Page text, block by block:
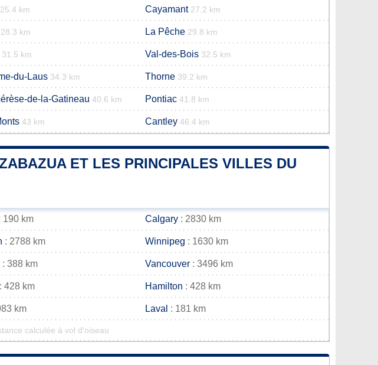
25.4 km Cayamant 27.2 km
28.3 km La Pêche 29.8 km
31.5 km Val-des-Bois 32.5 km
du-Laus 34.3 km Thorne 39.2 km
de-la-Gatineau 40.6 km Pontiac 41.8 km
43 km Cantley 46.4 km
ET LES PRINCIPALES VILLES DU
190 km Calgary : 2830 km
: 2788 km Winnipeg : 1630 km
: 388 km Vancouver : 3496 km
: 428 km Hamilton : 428 km
km Laval : 181 km
calculée à vol d'oiseau